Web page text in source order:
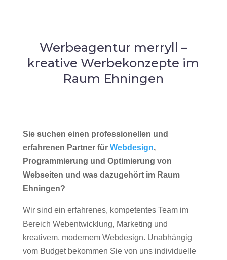
Werbeagentur merryll –
kreative Werbekonzepte im
Raum Ehningen
Sie suchen einen professionellen und
erfahrenen Partner für Webdesign,
Programmierung und Optimierung von
Webseiten und was dazugehört im Raum
Ehningen?
Wir sind ein erfahrenes, kompetentes Team im
Bereich Webentwicklung, Marketing und
kreativem, modernem Webdesign. Unabhängig
vom Budget bekommen Sie von uns individuelle